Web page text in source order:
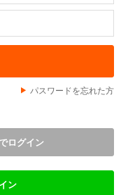
パスワードを忘れた方
ログイン
ン